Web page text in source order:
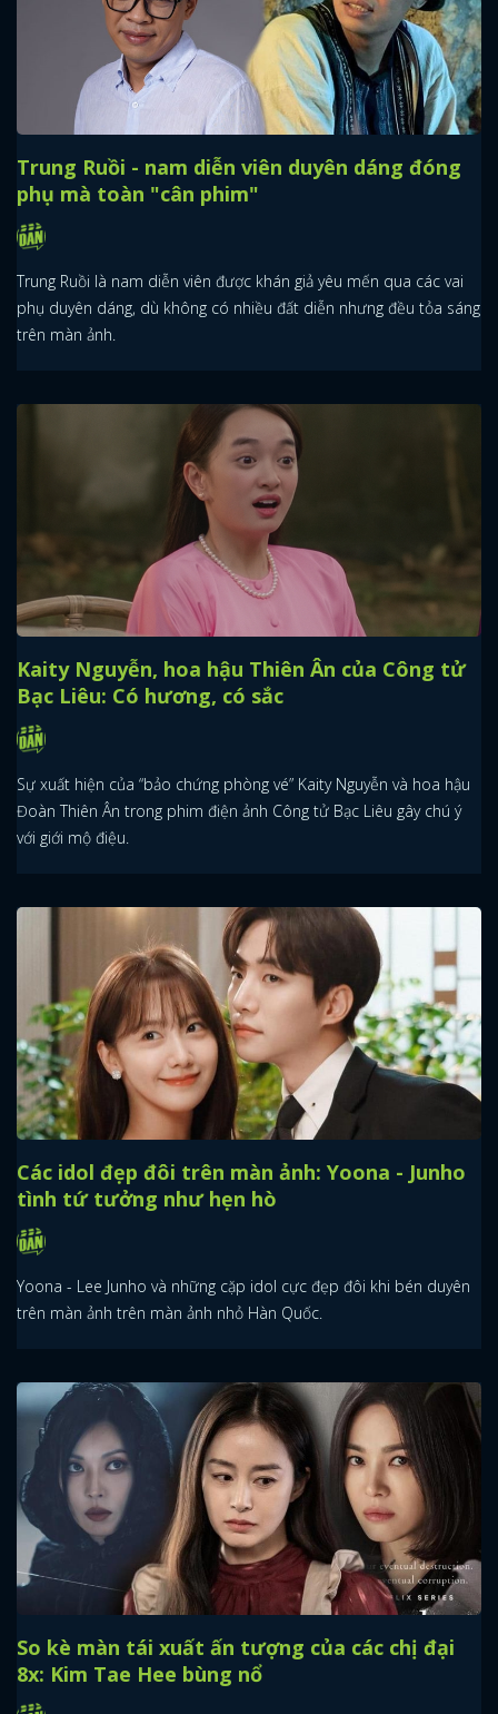
Trung Ruồi - nam diễn viên duyên dáng đóng
phụ mà toàn "cân phim"
Trung Ruồi là nam diễn viên được khán giả yêu mến qua các vai
phụ duyên dáng, dù không có nhiều đất diễn nhưng đều tỏa sáng
trên màn ảnh.
Kaity Nguyễn, hoa hậu Thiên Ân của Công tử
Bạc Liêu: Có hương, có sắc
Sự xuất hiện của “bảo chứng phòng vé” Kaity Nguyễn và hoa hậu
Đoàn Thiên Ân trong phim điện ảnh Công tử Bạc Liêu gây chú ý
với giới mộ điệu.
Các idol đẹp đôi trên màn ảnh: Yoona - Junho
tình tứ tưởng như hẹn hò
Yoona - Lee Junho và những cặp idol cực đẹp đôi khi bén duyên
trên màn ảnh trên màn ảnh nhỏ Hàn Quốc.
So kè màn tái xuất ấn tượng của các chị đại
8x: Kim Tae Hee bùng nổ